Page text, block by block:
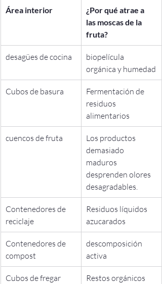
Área interior
¿Por qué atrae a
las moscas de la
fruta?
desagües de cocina
biopelícula
orgánica y humedad
Cubos de basura
Fermentación de
residuos
alimentarios
cuencos de fruta
Los productos
demasiado
maduros
desprenden olores
desagradables.
Contenedores de
reciclaje
Residuos líquidos
azucarados
Contenedores de
compost
descomposición
activa
Cubos de fregar
Restos orgánicos